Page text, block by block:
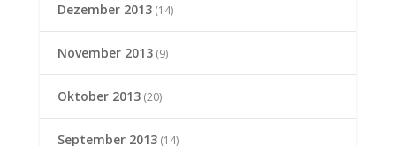
Dezember 2013(14)
November 2013(9)
Oktober 2013(20)
September 2013(14)